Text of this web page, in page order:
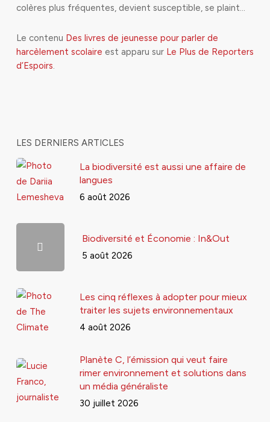
colères plus fréquentes, devient susceptible, se plaint…
Le contenu Des livres de jeunesse pour parler de
harcèlement scolaire est apparu sur Le Plus de Reporters
d’Espoirs.
LES DERNIERS ARTICLES
La biodiversité est aussi une affaire de
langues
6 août 2026
Biodiversité et Économie : In&Out
5 août 2026
Les cinq réflexes à adopter pour mieux
traiter les sujets environnementaux
4 août 2026
Planète C, l’émission qui veut faire
rimer environnement et solutions dans
un média généraliste
30 juillet 2026